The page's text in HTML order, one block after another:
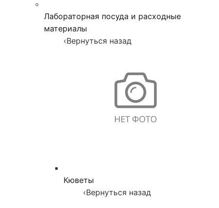
Лабораторная посуда и расходные
материалы
‹Вернуться назад
Кюветы
‹Вернуться назад